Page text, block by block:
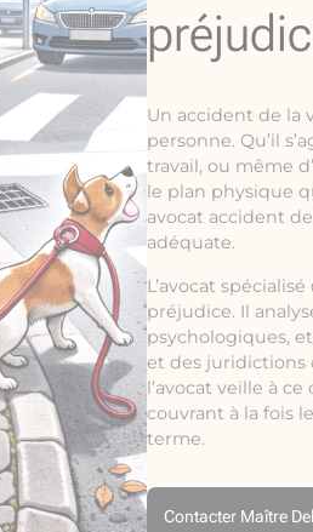
Un accident de la
personne. Qu’il
travail, ou même
le plan physique
avocat accident
adéquate.
L’avocat
préjudice. Il
psychologiques,
et des juridictions
l’avocat veille à
couvrant à la fois
terme.
Contacter Maître